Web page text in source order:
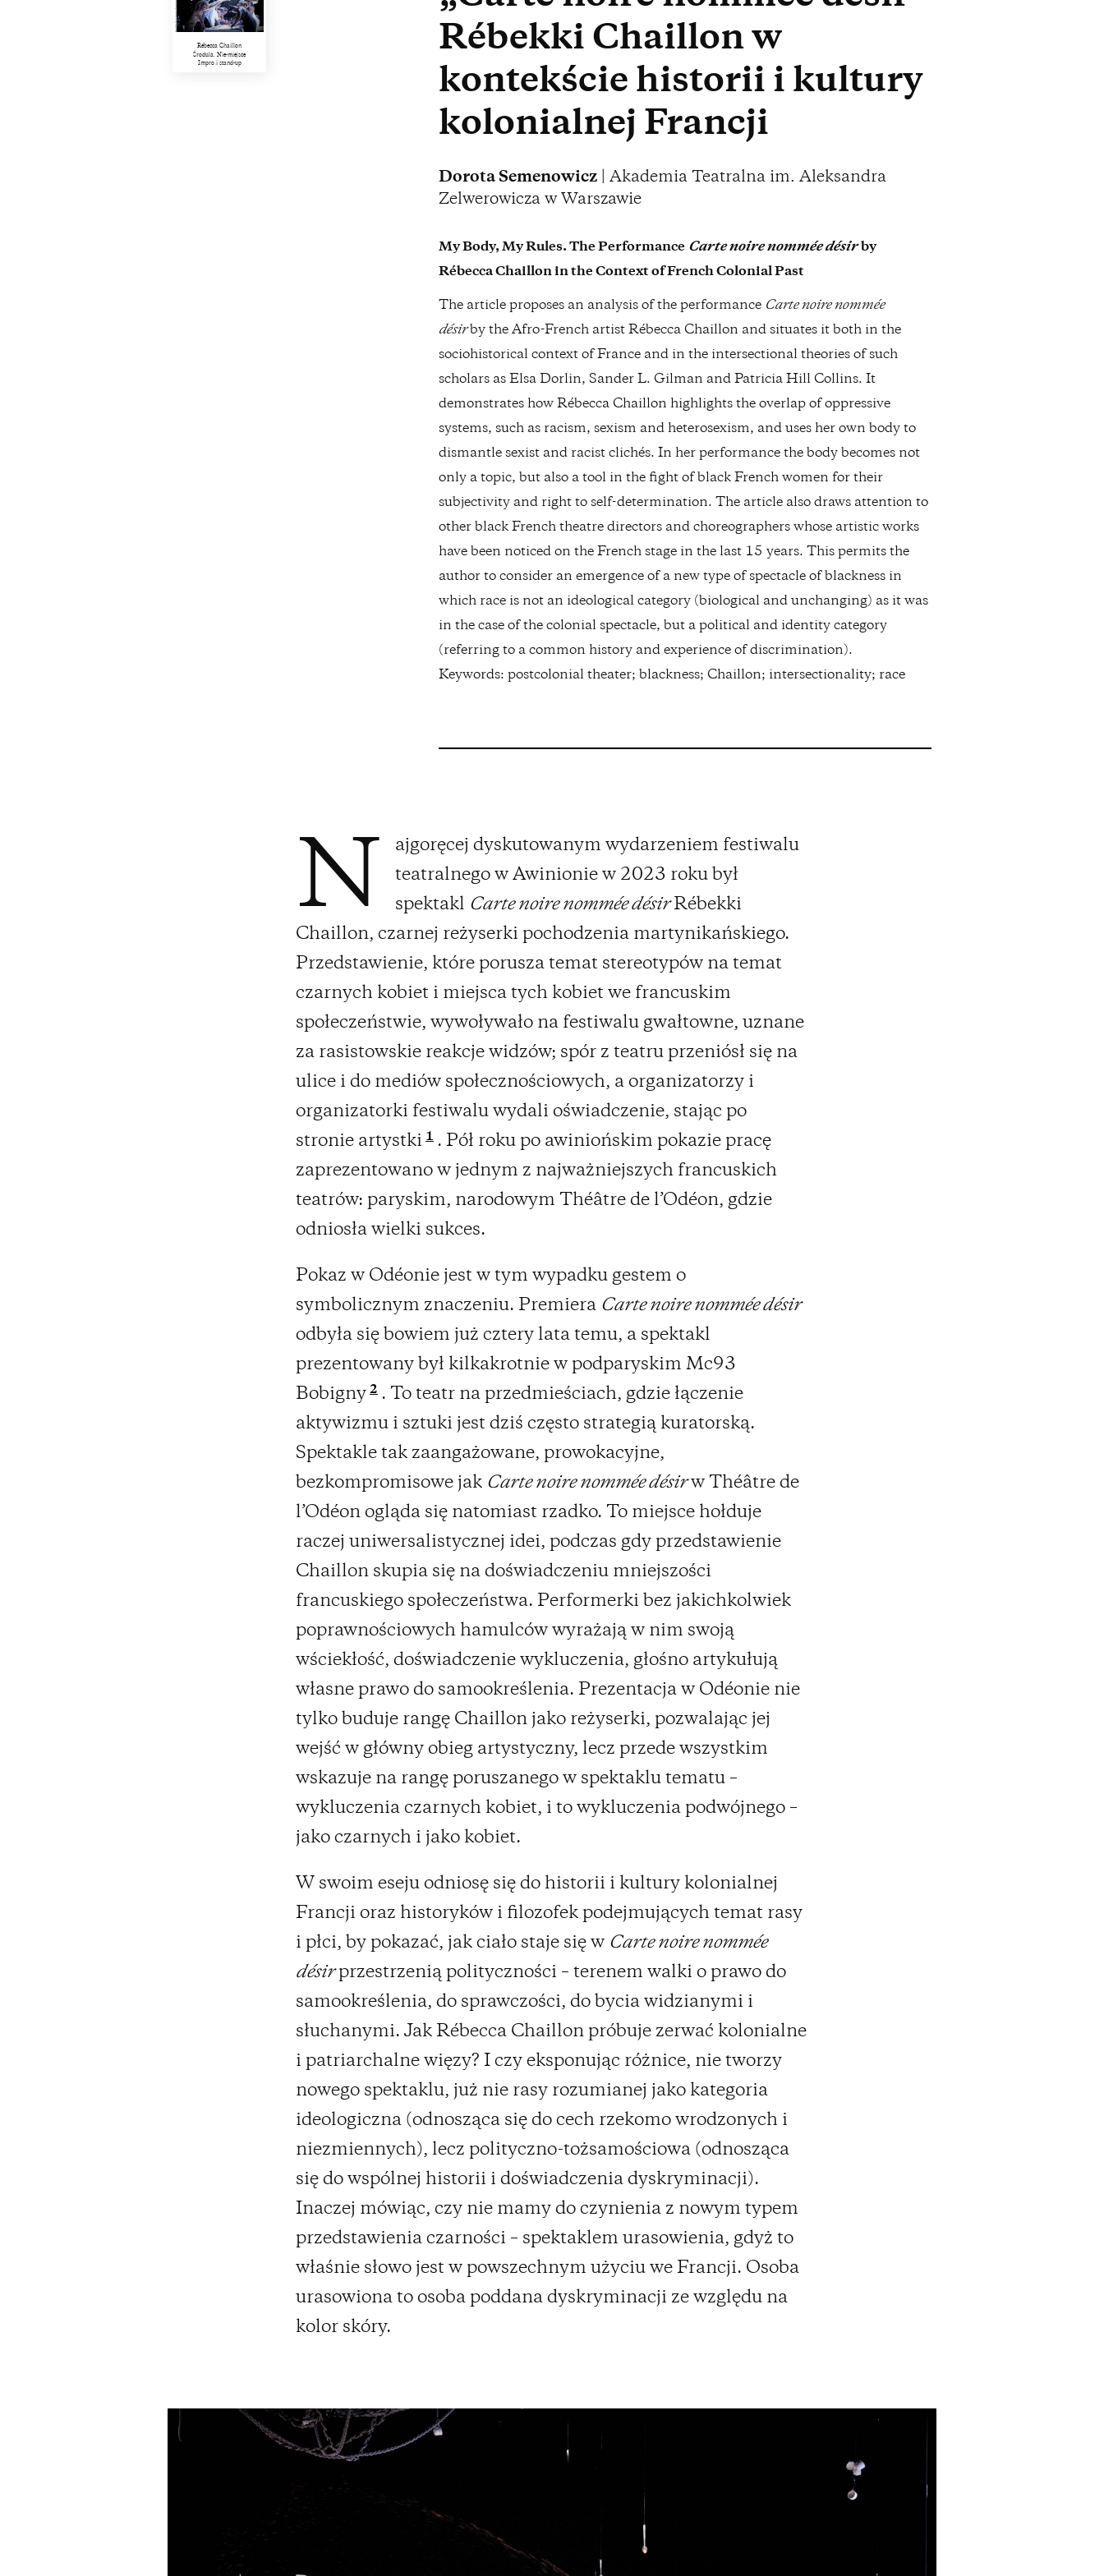
Rébecca Chaillon
Środula. Nie-miejsce
Impro i stand-up
Rébekki Chaillon w
kontekście historii i kultury
kolonialnej Francji
Dorota Semenowicz
| Akademia Teatralna im. Aleksandra
Zelwerowicza w Warszawie
My Body, My Rules. The Performance Carte noire nommée désir by
Rébecca Chaillon in the Context of French Colonial Past
The article proposes an analysis of the performance Carte noire nommée
désirby the Afro-French artist Rébecca Chaillon and situates it both in the
sociohistorical context of France and in the intersectional theories of such
scholars as Elsa Dorlin, Sander L. Gilman and Patricia Hill Collins. It
demonstrates how Rébecca Chaillon highlights the overlap of oppressive
systems, such as racism, sexism and heterosexism, and uses her own body to
dismantle sexist and racist clichés. In her performance the body becomes not
only a topic, but also a tool in the fight of black French women for their
subjectivity and right to self-determination. The article also draws attention to
other black French theatre directors and choreographers whose artistic works
have been noticed on the French stage in the last 15 years. This permits the
author to consider an emergence of a new type of spectacle of blackness in
which race is not an ideological category (biological and unchanging) as it was
in the case of the colonial spectacle, but a political and identity category
(referring to a common history and experience of discrimination).
Keywords: postcolonial theater; blackness; Chaillon; intersectionality; race
N
ajgoręcej dyskutowanym wydarzeniem festiwalu
teatralnego w Awinionie w 2023 roku był
spektakl Carte noire nommée désirRébekki
Chaillon, czarnej reżyserki pochodzenia martynikańskiego.
Przedstawienie, które porusza temat stereotypów na temat
czarnych kobiet i miejsca tych kobiet we francuskim
społeczeństwie, wywoływało na festiwalu gwałtowne, uznane
za rasistowskie reakcje widzów; spór z teatru przeniósł się na
ulice i do mediów społecznościowych, a organizatorzy i
organizatorki festiwalu wydali oświadczenie, stając po
stronie artystki 1 . Pół roku po awiniońskim pokazie pracę
zaprezentowano w jednym z najważniejszych francuskich
teatrów: paryskim, narodowym Théâtre de l’Odéon, gdzie
odniosła wielki sukces.
Pokaz w Odéonie jest w tym wypadku gestem o
symbolicznym znaczeniu. Premiera Carte noire nommée désir
odbyła się bowiem już cztery lata temu, a spektakl
prezentowany był kilkakrotnie w podparyskim Mc93
Bobigny 2 . To teatr na przedmieściach, gdzie łączenie
aktywizmu i sztuki jest dziś często strategią kuratorską.
Spektakle tak zaangażowane, prowokacyjne,
bezkompromisowe jak Carte noire nommée désirw Théâtre de
l’Odéon ogląda się natomiast rzadko. To miejsce hołduje
raczej uniwersalistycznej idei, podczas gdy przedstawienie
Chaillon skupia się na doświadczeniu mniejszości
francuskiego społeczeństwa. Performerki bez jakichkolwiek
poprawnościowych hamulców wyrażają w nim swoją
wściekłość, doświadczenie wykluczenia, głośno artykułują
własne prawo do samookreślenia. Prezentacja w Odéonie nie
tylko buduje rangę Chaillon jako reżyserki, pozwalając jej
wejść w główny obieg artystyczny, lecz przede wszystkim
wskazuje na rangę poruszanego w spektaklu tematu –
wykluczenia czarnych kobiet, i to wykluczenia podwójnego –
jako czarnych i jako kobiet.
W swoim eseju odniosę się do historii i kultury kolonialnej
Francji oraz historyków i filozofek podejmujących temat rasy
i płci, by pokazać, jak ciało staje się w Carte noire nommée
désirprzestrzenią polityczności – terenem walki o prawo do
samookreślenia, do sprawczości, do bycia widzianymi i
słuchanymi. Jak Rébecca Chaillon próbuje zerwać kolonialne
i patriarchalne więzy? I czy eksponując różnice, nie tworzy
nowego spektaklu, już nie rasy rozumianej jako kategoria
ideologiczna (odnosząca się do cech rzekomo wrodzonych i
niezmiennych), lecz polityczno-tożsamościowa (odnosząca
się do wspólnej historii i doświadczenia dyskryminacji).
Inaczej mówiąc, czy nie mamy do czynienia z nowym typem
przedstawienia czarności – spektaklem urasowienia, gdyż to
właśnie słowo jest w powszechnym użyciu we Francji. Osoba
urasowiona to osoba poddana dyskryminacji ze względu na
kolor skóry.